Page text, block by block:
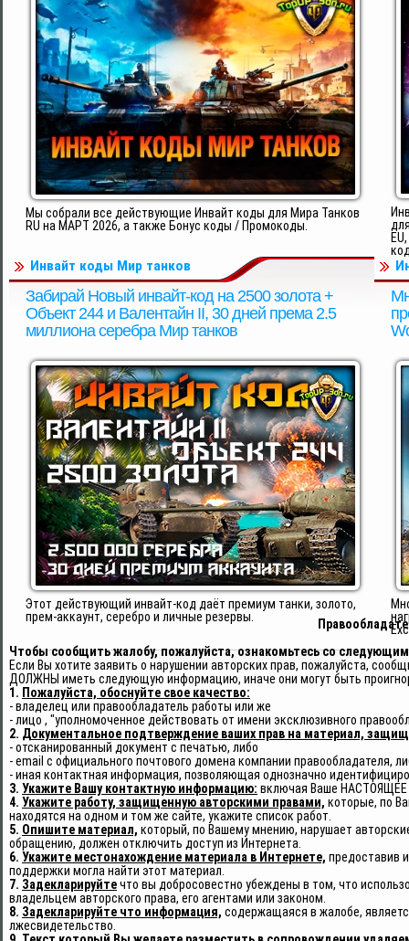
Мы собрали все действующие Инвайт коды для Мира Танков
RU на МАРТ 2026, а также Бонус коды / Промокоды.
Инвайт коды Мир танков
Забирай Новый инвайт-код на 2500 золота +
Объект 244 и Валентайн II, 30 дней према 2.5
миллиона серебра Мир танков
Этот действующий инвайт-код даёт премиум танки, золото,
прем-аккаунт, серебро и личные резервы.
Чтобы сообщить жалобу, пожалуйста, ознакомьтесь со
Если Вы хотите заявить о нарушении авторских прав, пожалуйста,
ДОЛЖНЫ иметь следующую информацию, иначе они могут быть
1. Пожалуйста, обоснуйте свое качество:
- владелец или правообладатель работы или же
- лицо , "уполномоченное действовать от имени эксклюзивного
2. Документальное подтверждение ваших прав на материал,
- отсканированный документ с печатью, либо
- email с официального почтового домена компании правообладателя,
- иная контактная информация, позволяющая однозначно
3. Укажите Вашу контактную информацию: включая Ваше НАСТОЯЩЕЕ
4. Укажите работу, защищенную авторскими правами, которые, по
находятся на одном и том же сайте, укажите список работ.
5. Опишите материал, который, по Вашему мнению, нарушает
обращению, должен отключить доступ из Интернета.
6. Укажите местонахождение материала в Интернете, предоставив
поддержки могла найти этот материал.
7. Задекларируйтечто вы добросовестно убеждены в том, что
владельцем авторского права, его агентами или законом.
8. Задекларируйте что информация, содержащаяся в жалобе,
лжесвидетельство.